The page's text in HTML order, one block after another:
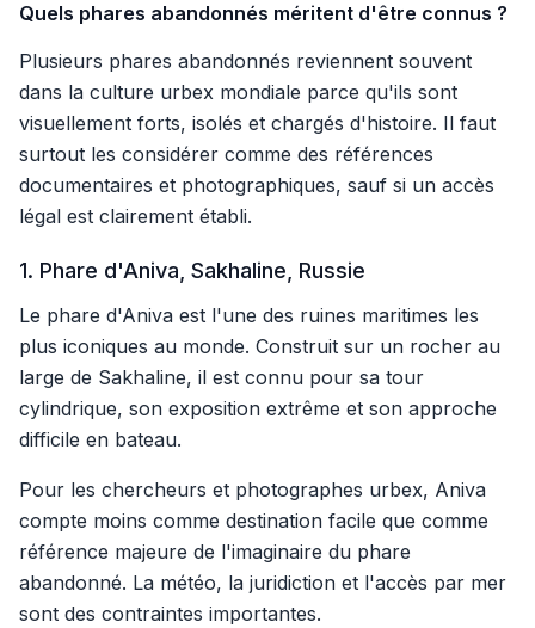
Quels phares abandonnés méritent d'être connus ?
Plusieurs phares abandonnés reviennent souvent
dans la culture urbex mondiale parce qu'ils sont
visuellement forts, isolés et chargés d'histoire. Il faut
surtout les considérer comme des références
documentaires et photographiques, sauf si un accès
légal est clairement établi.
1. Phare d'Aniva, Sakhaline, Russie
Le phare d'Aniva est l'une des ruines maritimes les
plus iconiques au monde. Construit sur un rocher au
large de Sakhaline, il est connu pour sa tour
cylindrique, son exposition extrême et son approche
difficile en bateau.
Pour les chercheurs et photographes urbex, Aniva
compte moins comme destination facile que comme
référence majeure de l'imaginaire du phare
abandonné. La météo, la juridiction et l'accès par mer
sont des contraintes importantes.